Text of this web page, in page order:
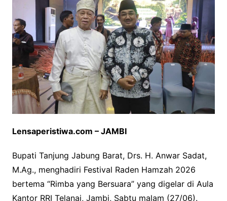
Lensaperistiwa.com – JAMBI
Bupati Tanjung Jabung Barat, Drs. H. Anwar Sadat,
M.Ag., menghadiri Festival Raden Hamzah 2026
bertema “Rimba yang Bersuara” yang digelar di Aula
Kantor RRI Telanai, Jambi, Sabtu malam (27/06).